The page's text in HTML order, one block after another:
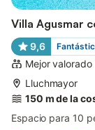
Villa Agusmar
9,6
Mejor
Lluchmayor
150 m de la
Espacio para 10